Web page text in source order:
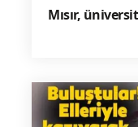
Mısır,